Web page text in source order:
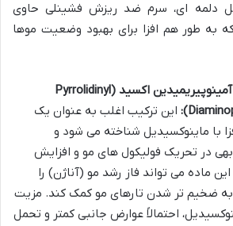
دلمه ای، سرم ضد ریزش فشینلی حاوی
به طور هم افزا برای بهبود وضعیت موها
پیرولیدینیل دی آمینوپیریمیدین اکسید (Pyrrolidinyl
این ترکیب اغلب به عنوان یک
با ماینوکسیدیل شناخته می شود و
در تحریک فولیکول های مو و افزایش
ماده می تواند فاز رشد مو (آناژن) را
به ضخیم تر شدن تارهای مو کمک کند. مزیت
احتمالاً عوارض جانبی کمتر و تحمل